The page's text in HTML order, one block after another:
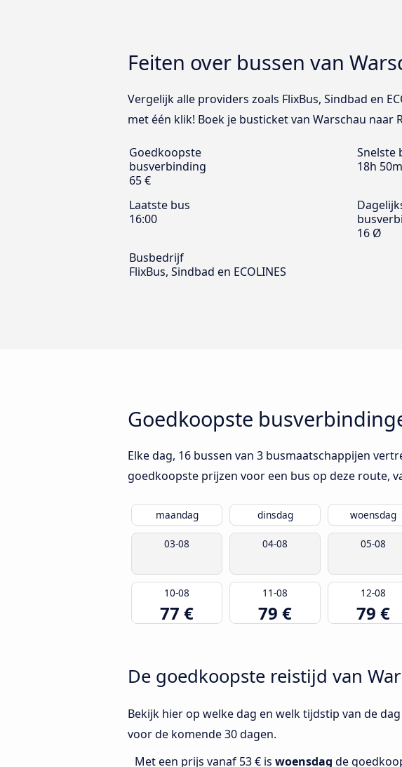
Feiten over bussen van
Vergelijk alle providers zoals FlixBus, Sindbad en
met één klik! Boek je busticket van Warschau naar
Goedkoopste
busverbinding
65 €
Snelste
18h 50m
Laatste bus
16:00
16 Ø
Busbedrijf
FlixBus, Sindbad en ECOLINES
Goedkoopste
Elke dag, 16 bussen van 3 busmaatschappijen
goedkoopste prijzen voor een bus op deze route,
maandag dinsdag woensdag
03-08 04-08 05-08
10-08
77 €
11-08
79 €
12-08
79 €
De goedkoopste reistijd van
Bekijk hier op welke dag en welk tijdstip van de
voor de komende 30 dagen.
Met een prijs vanaf 53 € is woensdag de